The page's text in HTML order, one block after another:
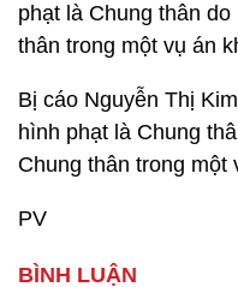
phạt là Chung thân
thân trong một vụ án
Bị cáo Nguyễn Thị
hình phạt là Chung
Chung thân trong một
PV